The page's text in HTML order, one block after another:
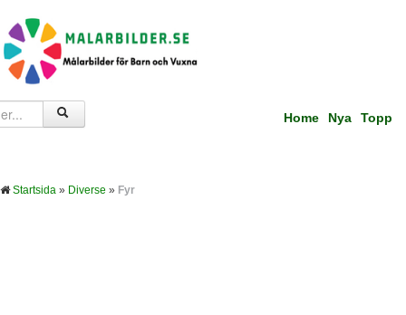
Home Nya Topp
Startsida » Diverse » Fyr